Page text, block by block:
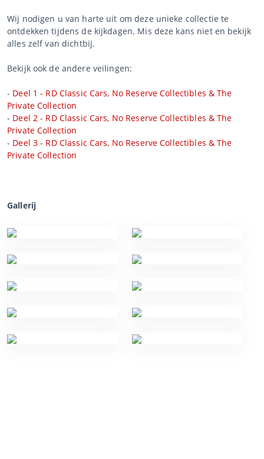
Wij nodigen u van harte uit om deze unieke collectie te
ontdekken tijdens de kijkdagen. Mis deze kans niet en bekijk
alles zelf van dichtbij.
Bekijk ook de andere veilingen:
- Deel 1 - RD Classic Cars, No Reserve Collectibles & The
Private Collection
- Deel 2 - RD Classic Cars, No Reserve Collectibles & The
Private Collection
- Deel 3 - RD Classic Cars, No Reserve Collectibles & The
Private Collection
Gallerij